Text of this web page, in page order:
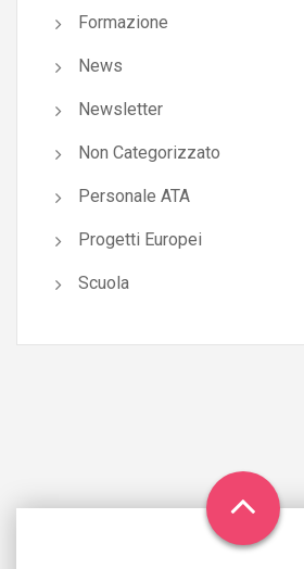
Formazione
News
Newsletter
Non Categorizzato
Personale ATA
Progetti Europei
Scuola